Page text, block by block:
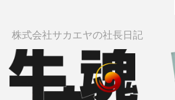
株式会社サカエヤの社長日記